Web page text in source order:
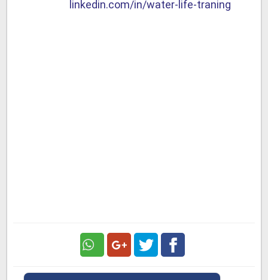
linkedin.com/in/water-life-traning